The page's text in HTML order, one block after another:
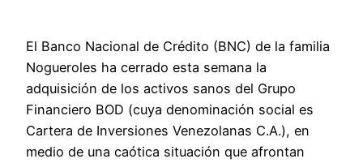
El Banco Nacional de Crédito (BNC) de la familia
Nogueroles ha cerrado esta semana la
adquisición de los activos sanos del Grupo
Financiero BOD (cuya denominación social es
Cartera de Inversiones Venezolanas C.A.), en
medio de una caótica situación que afrontan